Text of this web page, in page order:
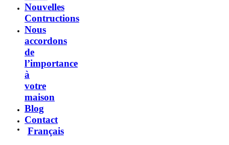
Nouvelles
Contructions
Nous
accordons
de
l’importance
à
votre
maison
Blog
Contact
Français